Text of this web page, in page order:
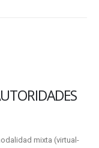
mixta (virtual-